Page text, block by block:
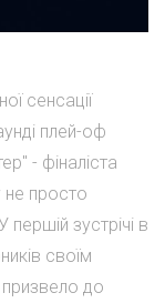
сенсації
плей-оф
- фіналіста
не просто
зустрічі в
своїм
до